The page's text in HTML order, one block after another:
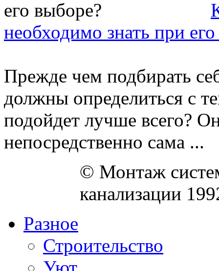
необходимо знать при
Прежде чем подбирать
должны определиться с
подойдет лучше всего?
непосредственно сама ...
© Монтаж
канализации
Разное
Строительство